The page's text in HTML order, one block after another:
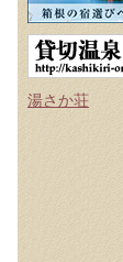
湯さか荘